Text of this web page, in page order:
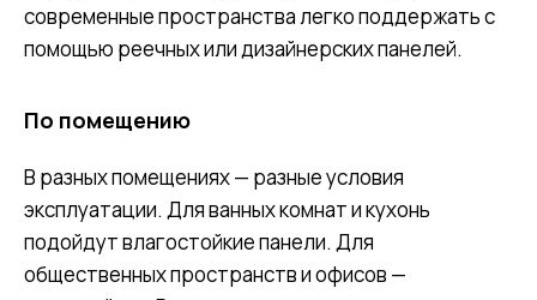
современные пространства легко поддержать с
помощью реечных или дизайнерских панелей.
По помещению
В разных помещениях — разные условия
эксплуатации. Для ванных комнат и кухонь
подойдут влагостойкие панели. Для
общественных пространств и офисов —